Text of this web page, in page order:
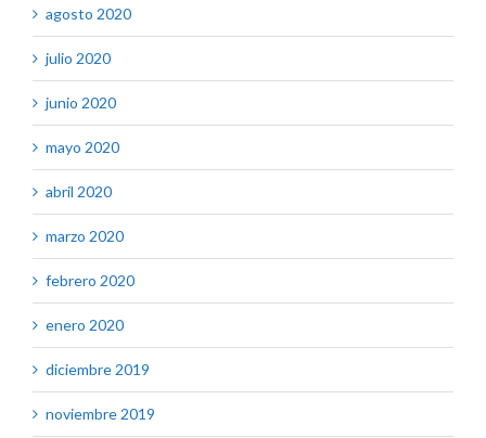
agosto 2020
julio 2020
junio 2020
mayo 2020
abril 2020
marzo 2020
febrero 2020
enero 2020
diciembre 2019
noviembre 2019